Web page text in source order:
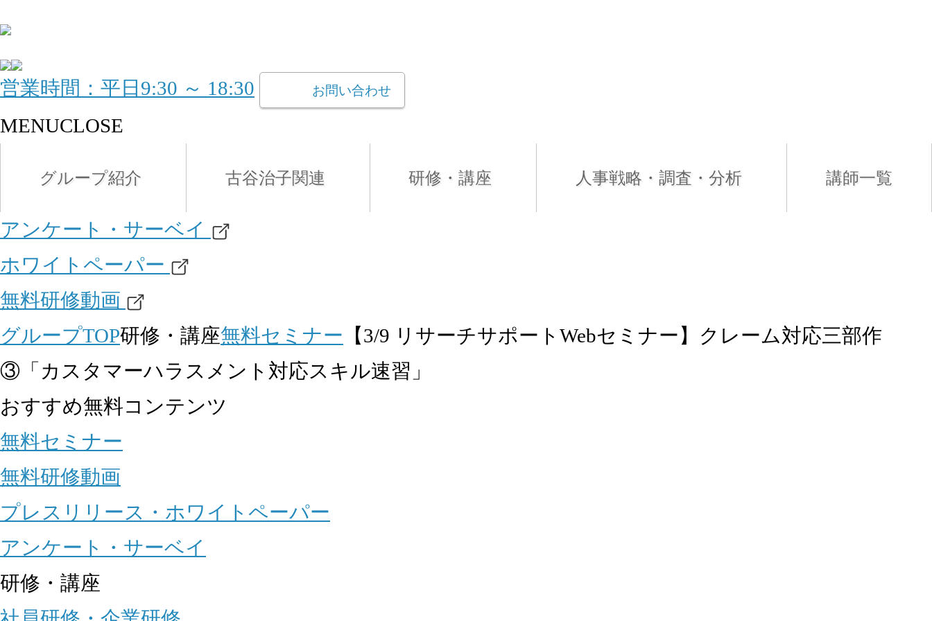
営業時間：平日9:30 ～ 18:30 お問い合わせ
MENUCLOSE
グループ紹介 古谷治子関連 研修・講座 人事戦略・調査・分析 講師一覧
アンケート・サーベイ
ホワイトペーパー
無料研修動画
グループTOP研修・講座無料セミナー 【3/9 リサーチサポートWebセミナー】クレーム対応三部作
③「カスタマーハラスメント対応スキル速習」
おすすめ無料コンテンツ
無料セミナー
無料研修動画
プレスリリース・ホワイトペーパー
アンケート・サーベイ
研修・講座